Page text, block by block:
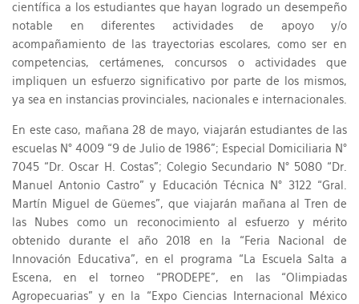
científica a los estudiantes que hayan logrado un desempeño
notable en diferentes actividades de apoyo y/o
acompañamiento de las trayectorias escolares, como ser en
competencias, certámenes, concursos o actividades que
impliquen un esfuerzo significativo por parte de los mismos,
ya sea en instancias provinciales, nacionales e internacionales.
En este caso, mañana 28 de mayo, viajarán estudiantes de las
escuelas N° 4009 “9 de Julio de 1986”; Especial Domiciliaria N°
7045 “Dr. Oscar H. Costas”; Colegio Secundario N° 5080 “Dr.
Manuel Antonio Castro” y Educación Técnica N° 3122 “Gral.
Martín Miguel de Güemes”, que viajarán mañana al Tren de
las Nubes como un reconocimiento al esfuerzo y mérito
obtenido durante el año 2018 en la “Feria Nacional de
Innovación Educativa”, en el programa “La Escuela Salta a
Escena, en el torneo “PRODEPE”, en las “Olimpiadas
Agropecuarias” y en la “Expo Ciencias Internacional México